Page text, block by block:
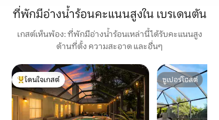
ที่พักมีอ่างน้ำร้อนคะแนนสูงใน เบรเดนตัน
เกสต์เห็นพ้อง: ที่พักมีอ่างน้ำร้อนเหล่านี้ได้รับคะแนนสูง
ด้านที่ตั้ง ความสะอาด และอื่นๆ
โดนใจเกสต์ที่สุด
โดนใจเกสต์
ซูเปอร์โฮสต์
ซูเปอร์โฮสต์